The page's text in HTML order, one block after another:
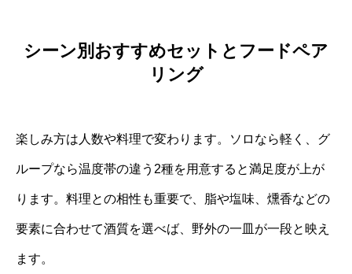
シーン別おすすめセットとフードペア
リング
楽しみ方は人数や料理で変わります。ソロなら軽く、グ
ループなら温度帯の違う2種を用意すると満足度が上が
ります。料理との相性も重要で、脂や塩味、燻香などの
要素に合わせて酒質を選べば、野外の一皿が一段と映え
ます。